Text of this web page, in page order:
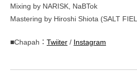
Mixing by NARISK, NaBTok
Mastering by Hiroshi Shiota (SALT
■Chapah： Twiiter / Instagram